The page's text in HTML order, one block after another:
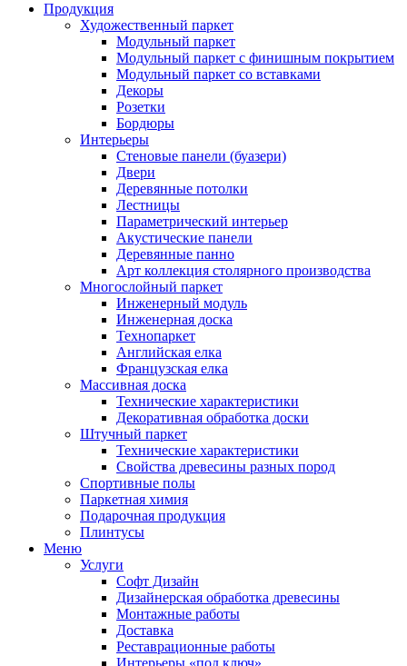
Продукция
Художественный паркет
Модульный паркет
Модульный паркет с финишным покрытием
Модульный паркет со вставками
Декоры
Розетки
Бордюры
Интерьеры
Стеновые панели (буазери)
Двери
Деревянные потолки
Лестницы
Параметрический интерьер
Акустические панели
Деревянные панно
Арт коллекция столярного производства
Многослойный паркет
Инженерный модуль
Инженерная доска
Технопаркет
Английская елка
Французская елка
Массивная доска
Технические характеристики
Декоративная обработка доски
Штучный паркет
Технические характеристики
Свойства древесины разных пород
Спортивные полы
Паркетная химия
Подарочная продукция
Плинтусы
Меню
Услуги
Софт Дизайн
Дизайнерская обработка древесины
Монтажные работы
Доставка
Реставрационные работы
Интерьеры «под ключ»